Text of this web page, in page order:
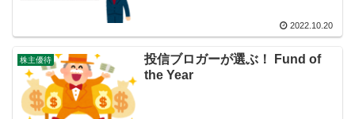
2022.10.20
株主優待
投信ブロガーが選ぶ！ Fund of
the Year